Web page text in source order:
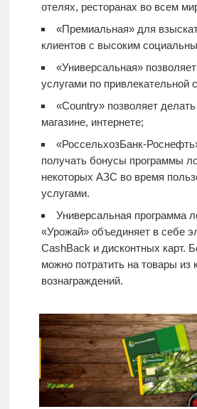
отелях, ресторанах во всем
«Премиальная» для
клиентов с высоким
«Универсальная»
услугами по привлекательной
«Country» позволяет
магазине, интернете;
«РоссельхозБанк-
получать бонусы программы
некоторых АЗС во время
услугами.
Универсальная программа
«Урожай» объединяет в себе
CashBack и дисконтных карт.
можно потратить на товары из
вознаграждений.